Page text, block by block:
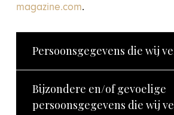
magazine.com.
Persoonsgegevens die wij
Bijzondere en/of gevoelige
persoonsgegevens die wij